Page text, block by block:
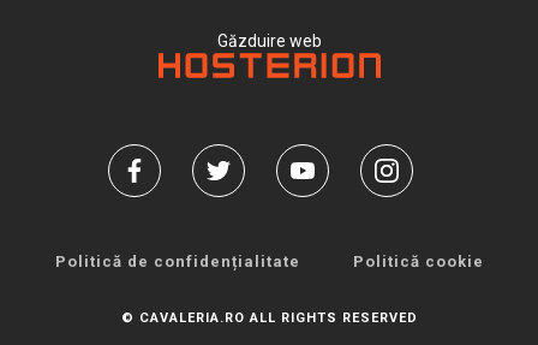
Găzduire web
Politică de confidențialitate Politică cookie
© CAVALERIA.RO ALL RIGHTS RESERVED